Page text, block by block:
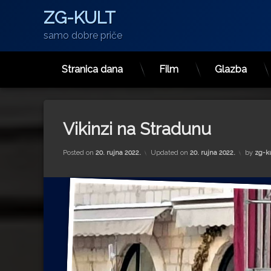
Preskoči
ZG-KULT
samo dobre priče
Stranica dana Film Glazba
Vikinzi na Stradunu
Posted on 20. rujna 2022. Updated on 20. rujna 2022. by zg-